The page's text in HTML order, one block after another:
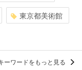
東京都美術館
ーワードをもっと見る